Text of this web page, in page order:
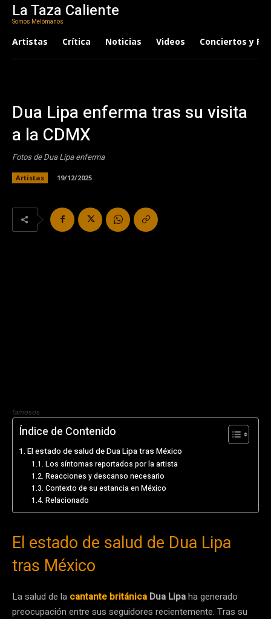
La Taza Caliente
Somos Melómanos
Artistas Crítica Noticias Videos Conciertos y
Dua Lipa enferma tras su visita
a la CDMX
Fotos de Dua Lipa enferma
Artistas 19/12/2025
famosos
Índice de Contenido
El estado de salud de Dua Lipa tras México
Los síntomas reportados por la artista
Reacciones y descanso necesario
Contexto de su estancia en México
Relacionado
El estado de salud de Dua Lipa
tras México
La salud de la cantante británica Dua Lipaha generado
preocupación entre sus seguidores recientemente. Tras su